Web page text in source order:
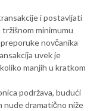
i postavljati
minimumu
novčanika
uvek je
manjih u kratkom
podržava, budući
nude dramatično niže